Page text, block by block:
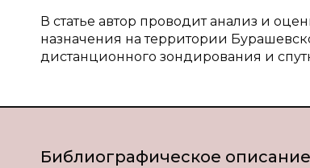
В статье автор проводит анализ и
назначения на территории
дистанционного зондирования и
Библиографическое описание